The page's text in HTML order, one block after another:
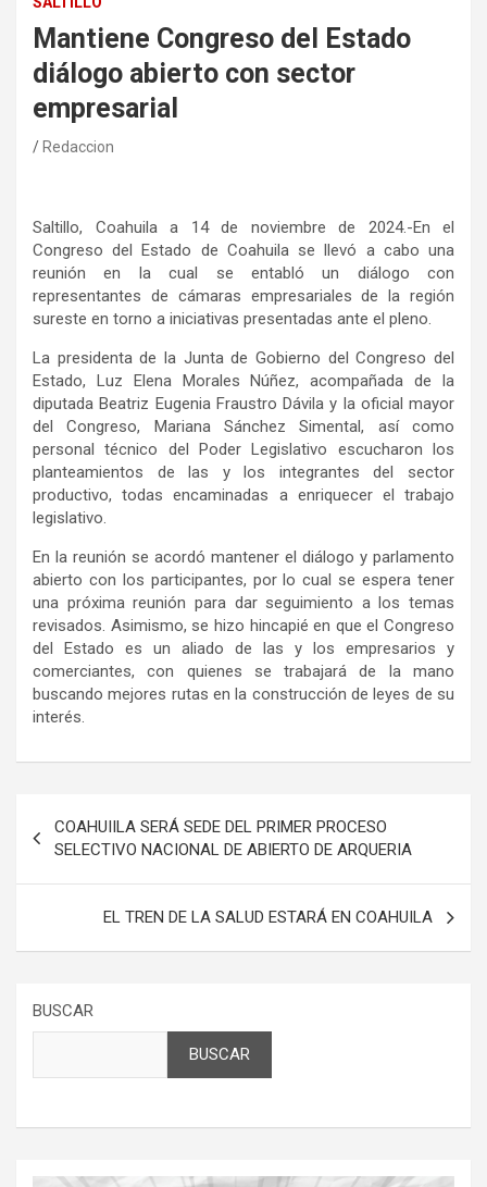
Mantiene Congreso del Estado
diálogo abierto con sector
empresarial
Redaccion
Saltillo, Coahuila a 14 de noviembre de 2024.-En el
Congreso del Estado de Coahuila se llevó a cabo una
reunión en la cual se entabló un diálogo con
representantes de cámaras empresariales de la región
sureste en torno a iniciativas presentadas ante el pleno.
La presidenta de la Junta de Gobierno del Congreso del
Estado, Luz Elena Morales Núñez, acompañada de la
diputada Beatriz Eugenia Fraustro Dávila y la oficial mayor
del Congreso, Mariana Sánchez Simental, así como
personal técnico del Poder Legislativo escucharon los
planteamientos de las y los integrantes del sector
productivo, todas encaminadas a enriquecer el trabajo
legislativo.
En la reunión se acordó mantener el diálogo y parlamento
abierto con los participantes, por lo cual se espera tener
una próxima reunión para dar seguimiento a los temas
revisados. Asimismo, se hizo hincapié en que el Congreso
del Estado es un aliado de las y los empresarios y
comerciantes, con quienes se trabajará de la mano
buscando mejores rutas en la construcción de leyes de su
interés.
de
entradas
COAHUIILA SERÁ SEDE DEL PRIMER PROCESO
SELECTIVO NACIONAL DE ABIERTO DE ARQUERIA
EL TREN DE LA SALUD ESTARÁ EN COAHUILA
BUSCAR
BUSCAR